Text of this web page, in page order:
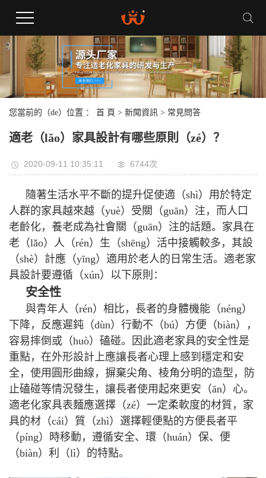
您當前的（de）位置 ： 首 頁 > 新聞資訊 > 常見問答
適老（lǎo）家具設計有哪些原則（zé）？
2020-09-11 10:35:11 6744次
隨著生活水平不斷的提升促使適（shì）用於特定
人群的家具越來越（yuè）受關（guān）注，而人口
老齡化，養老成為社會關（guān）注的話題。家具在
老（lǎo）人（rén）生（shēng）活中接觸較多，其設
（shè）計應（yīng）適用於老人的日常生活。適老家
具設計要遵循（xún）以下原則：
安全性
與青年人（rén）相比，長者的身體機能（néng）
下降，反應遲鈍（dùn）行動不（bú）方便（biàn），
容易摔倒或（huò）磕碰。因此適老家具的安全性是
重點，在外形設計上應讓長者心理上感到穩定和安
全，使用圓形曲線，摒棄尖角、棱角分明的造型，防
止磕碰等情況發生，讓長者使用起來更安（ān）心。
適老化家具表麵應選擇（zé）一定柔軟度的材質，家
具的材（cái）質（zhì）選擇輕便點的方便長者平
（píng）時移動，遵循安全、環（huán）保、便
（biàn）利（lì）的特點。